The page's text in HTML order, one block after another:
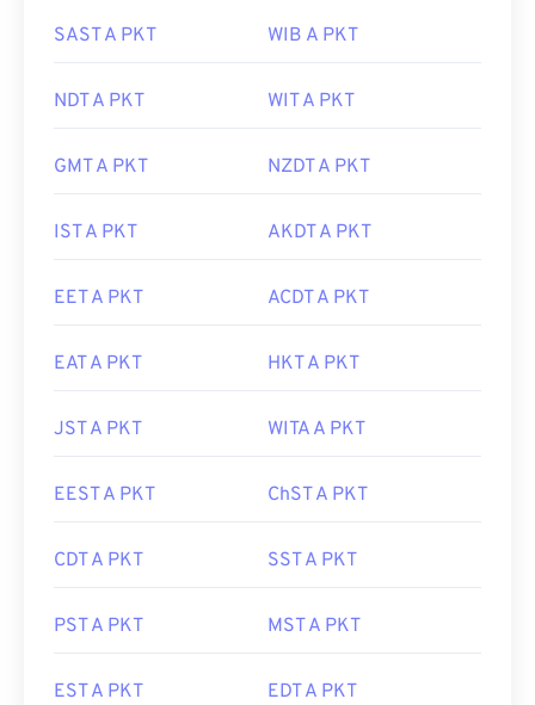
SAST A PKT WIB A PKT
NDT A PKT WIT A PKT
GMT A PKT NZDT A PKT
IST A PKT AKDT A PKT
EET A PKT ACDT A PKT
EAT A PKT HKT A PKT
JST A PKT WITA A PKT
EEST A PKT ChST A PKT
CDT A PKT SST A PKT
PST A PKT MST A PKT
EST A PKT EDT A PKT